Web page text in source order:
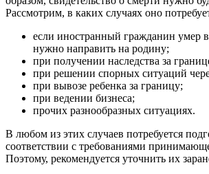
Рассмотрим, в каких случаях оно
если иностранный гражданин умер
нужно направить на родину;
при получении наследства за
при решении спорных ситуаций
при вывозе ребенка за границу;
при ведении бизнеса;
прочих разнообразных ситуациях.
В любом из этих случаев потребуется
соответствии с требованиями
Поэтому, рекомендуется уточнить их